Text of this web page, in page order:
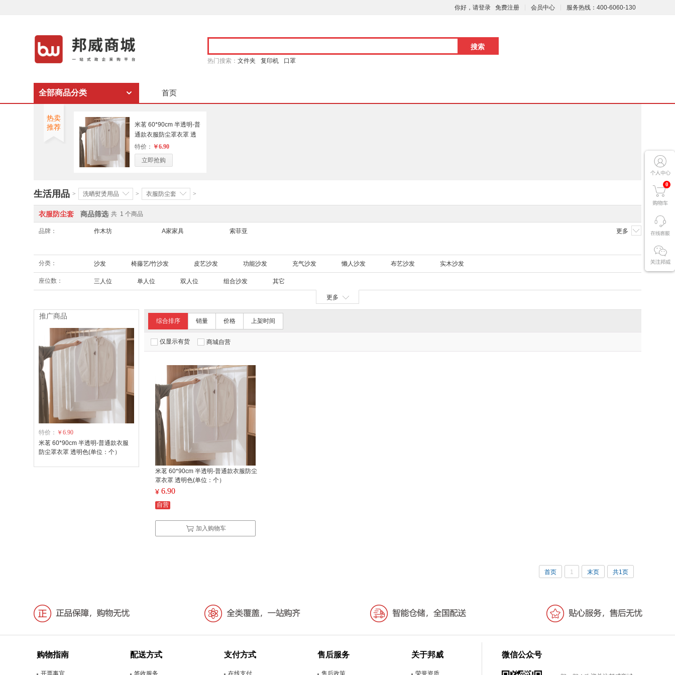
你好，请登录 免费注册 会员中心 服务热线：400-6060-130
热门搜索： 文件夹 复印机 口罩
0
全部商品分类 首页
热卖
推荐
米茗 60*90cm 半透明-普
通款衣服防尘罩衣罩 透
明色(单位：个）
特价： ￥6.90
立即抢购
生活用品 > 洗晒熨烫用品 > 衣服防尘套 >
衣服防尘套 商品筛选 共 1 个商品
品牌： 作木坊 A家家具 索菲亚 更多
分类： 沙发 椅藤艺/竹沙发 皮艺沙发 功能沙发 充气沙发 懒人沙发 布艺沙发 实木沙发
座位数： 三人位 单人位 双人位 组合沙发 其它
更多
综合排序 销量 价格 上架时间
仅显示有货 商城自营
米茗 60*90cm 半透明-普通款衣服防尘
罩衣罩 透明色(单位：个）
¥ 6.90
自营
加入购物车
首页 1 末页 共1页
推广商品
特价： ￥6.90
米茗 60*90cm 半透明-普通款衣服
防尘罩衣罩 透明色(单位：个）
购物指南
开票事宜
配送方式
签收服务
支付方式
在线支付
售后服务
售后政策
关于邦威
荣誉资质
微信公众号